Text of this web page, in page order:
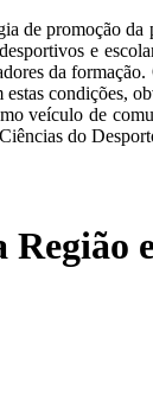
de promoção
e
da
condições,
veículo de
do
Região